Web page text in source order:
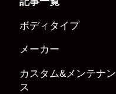
ボディタイプ
メーカー
カスタム&メンテナン
ス